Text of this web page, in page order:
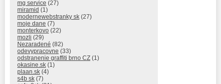
mg service (27)
miramid (1)
modernewebstranky sk (27)
moje dane (7)
monterkovo (22)
mozli (29)
Nezaradené (82)
odevypracovne (33)
odstranenie graffiti brno CZ (1)
okasine.sk (1)
plaan.sk (4)
s4b sk (7)